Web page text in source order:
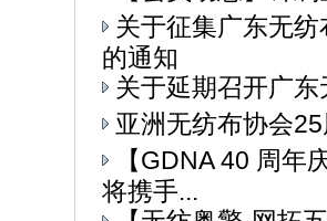
关于征集广东无
的通知
关于延期召开广
亚洲无纺布协会
【GDNA 40 周
将携手...